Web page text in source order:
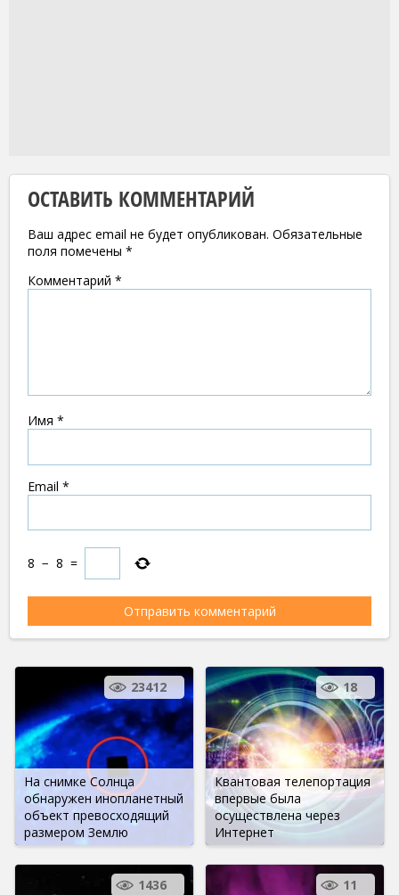
ОСТАВИТЬ КОММЕНТАРИЙ
Ваш адрес email не будет опубликован. Обязательные
поля помечены *
Комментарий *
Имя *
Email *
8 − 8 =
На снимке Солнца
обнаружен инопланетный
объект превосходящий
размером Землю
23412
Квантовая телепортация
впервые была
осуществлена ​​через
Интернет
18
1436 11